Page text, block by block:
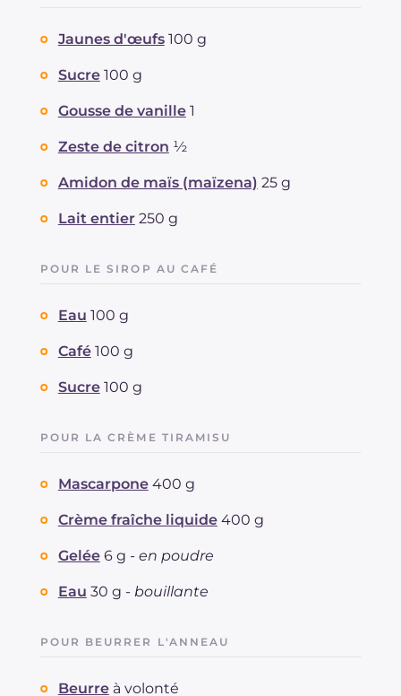
Jaunes d'œufs 100 g
Sucre 100 g
Gousse de vanille 1
Zeste de citron ½
Amidon de maïs (maïzena) 25 g
Lait entier 250 g
POUR LE SIROP AU CAFÉ
Eau 100 g
Café 100 g
Sucre 100 g
POUR LA CRÈME TIRAMISU
Mascarpone 400 g
Crème fraîche liquide 400 g
Gelée 6 g - en poudre
Eau 30 g - bouillante
POUR BEURRER L'ANNEAU
Beurre à volonté